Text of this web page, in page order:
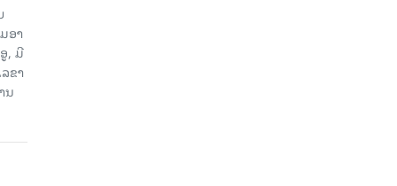
ອາ
, ມີ
ຂາ
ນ